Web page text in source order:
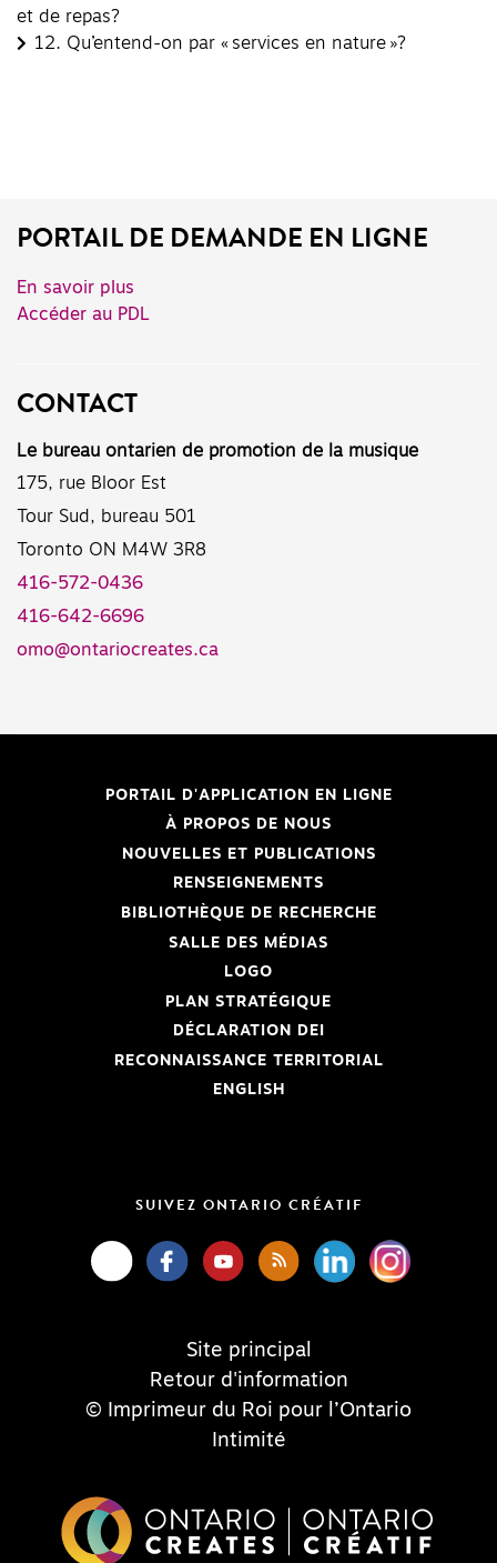
et de repas?
12. Qu’entend-on par « services en nature »?
PORTAIL DE DEMANDE EN LIGNE
En savoir plus
Accéder au PDL
CONTACT
Le bureau ontarien de promotion de la musique
175, rue Bloor Est
Tour Sud, bureau 501
Toronto ON M4W 3R8
416-572-0436
416-642-6696
omo@ontariocreates.ca
PORTAIL D'APPLICATION EN LIGNE
À PROPOS DE NOUS
NOUVELLES ET PUBLICATIONS
RENSEIGNEMENTS
BIBLIOTHÈQUE DE RECHERCHE
SALLE DES MÉDIAS
LOGO
PLAN STRATÉGIQUE
DÉCLARATION DEI
RECONNAISSANCE TERRITORIAL
ENGLISH
SUIVEZ ONTARIO CRÉATIF
Site principal
Retour d'information
© Imprimeur du Roi pour l’Ontario
Intimité